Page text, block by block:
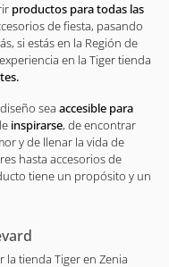
productos para todas las
de fiesta, pasando
si estás en la Región de
en la Tiger tienda
sea accesible para
inspirarse, de encontrar
y de llenar la vida de
hasta accesorios de
tiene un propósito y un
tienda Tiger en Zenia